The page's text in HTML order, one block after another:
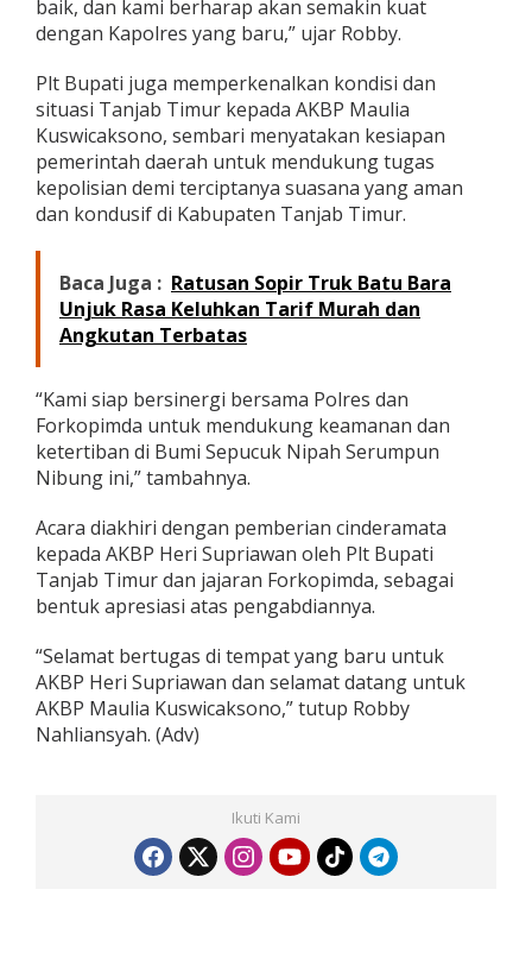
baik, dan kami berharap akan semakin kuat
dengan Kapolres yang baru,” ujar Robby.
Plt Bupati juga memperkenalkan kondisi dan
situasi Tanjab Timur kepada AKBP Maulia
Kuswicaksono, sembari menyatakan kesiapan
pemerintah daerah untuk mendukung tugas
kepolisian demi terciptanya suasana yang aman
dan kondusif di Kabupaten Tanjab Timur.
Baca Juga : Ratusan Sopir Truk Batu Bara
Unjuk Rasa Keluhkan Tarif Murah dan
Angkutan Terbatas
“Kami siap bersinergi bersama Polres dan
Forkopimda untuk mendukung keamanan dan
ketertiban di Bumi Sepucuk Nipah Serumpun
Nibung ini,” tambahnya.
Acara diakhiri dengan pemberian cinderamata
kepada AKBP Heri Supriawan oleh Plt Bupati
Tanjab Timur dan jajaran Forkopimda, sebagai
bentuk apresiasi atas pengabdiannya.
“Selamat bertugas di tempat yang baru untuk
AKBP Heri Supriawan dan selamat datang untuk
AKBP Maulia Kuswicaksono,” tutup Robby
Nahliansyah. (Adv)
Ikuti Kami